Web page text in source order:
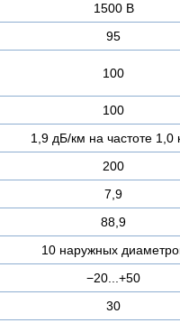
1500 В
95
100
100
1,9 дБ/км на частоте 1,0
200
7,9
88,9
10 наружных
−20...+50
30